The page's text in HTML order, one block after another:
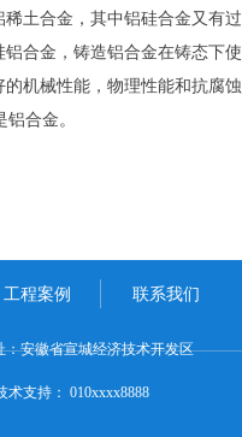
土合金，其中铝硅合金又有过
合金，铸造铝合金在铸态下使
机械性能，物理性能和抗腐蚀
合金。
工程案例 联系我们
：安徽省宣城经济技术开发区
术支持： 010xxxx8888